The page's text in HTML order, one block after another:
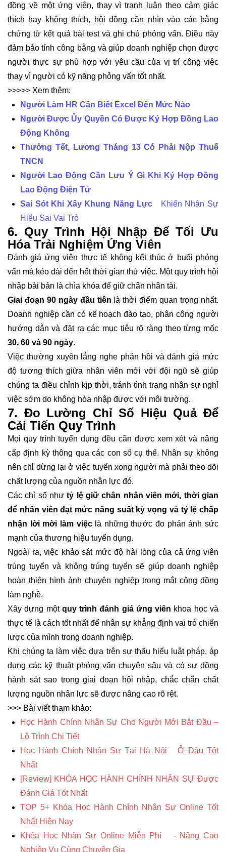
đồng về một ứng viên, thay vì tranh luận theo cảm giác
thích hay không thích, hội đồng cần nhìn vào các bằng
chứng từ kết quả bài test và ghi chú phỏng vấn. Điều này
đảm bảo tính công bằng và giúp doanh nghiệp chọn được
người thực sự phù hợp với yêu cầu của vị trí công việc
thay vì người có kỹ năng phỏng vấn tốt nhất.
>>>>> Xem thêm:
Người Làm HR Cần Biết Excel Đến Mức Nào
Người Được Ủy Quyền Có Được Ký Hợp Đồng Lao
Động Không
Thưởng Tết, Lương Tháng 13 Có Phải Nộp Thuế
TNCN
Người Lao Động Cần Lưu Ý Gì Khi Ký Hợp Đồng
Lao Động Điện Tử
Sai Sót Khi Xây Khung Năng Lực
Khiến Nhân Sự
Hiểu Sai Vai Trò
6. Quy Trình Hội Nhập Để Tối Ưu
Hóa Trải Nghiệm Ứng Viên
Đánh giá ứng viên thực tế không kết thúc ở buổi phỏng
vấn mà kéo dài đến hết thời gian thử việc. Một quy trình hội
nhập bài bản là chìa khóa để giữ chân nhân tài.
Giai đoạn 90 ngày đầu tiên là thời điểm quan trọng nhất.
Doanh nghiệp cần có kế hoạch đào tạo, phân công người
hướng dẫn và đặt ra các mục tiêu rõ ràng theo từng mốc
30, 60 và 90 ngày.
Việc thường xuyên lắng nghe phản hồi và đánh giá mức
độ tương thích giữa nhân viên mới với đội ngũ sẽ giúp
chúng ta điều chỉnh kịp thời, tránh tình trạng nhân sự nghỉ
việc sớm do không hòa nhập được với môi trường.
7. Đo Lường Chỉ Số Hiệu Quả Để
Cải Tiến Quy Trình
Mọi quy trình tuyển dụng đều cần được xem xét và nâng
cấp định kỳ thông qua các con số cụ thể. Nhân sự không
nên chỉ dừng lại ở việc tuyển xong người mà phải theo dõi
chất lượng của nguồn nhân lực đó.
Các chỉ số nhưtỷ lệ giữ chân nhân viên mới, thời gian
để nhân viên đạt mức năng suất kỳ vọng và tỷ lệ chấp
nhận lời mời làm việc là những thước đo phản ánh sức
mạnh của thương hiệu tuyển dụng.
Ngoài ra, việc khảo sát mức độ hài lòng của cả ứng viên
trúng tuyển và không trúng tuyển sẽ giúp doanh nghiệp
hoàn thiện hình ảnh chuyên nghiệp trong mắt cộng đồng
làm nghề.
Xây dựng một quy trình đánh giá ứng viên khoa học và
thực tế là cách tốt nhất để nhân sự khẳng định vai trò chiến
lược của mình trong doanh nghiệp.
Khi chúng ta làm việc dựa trên sự thấu hiểu luật pháp, áp
dụng các kỹ thuật phỏng vấn chuyên sâu và có sự đồng
hành sát sao trong giai đoạn hội nhập, chắc chắn chất
lượng nguồn nhân lực sẽ được nâng cao rõ rệt.
>>> Bài viết tham khảo:
Học Hành Chính Nhân Sự Cho Người Mới Bắt Đầu –
Lộ Trình Chi Tiết
Học Hành Chính Nhân Sự Tại Hà Nội
Ở Đâu Tốt
Nhất
[Review] KHÓA HỌC HÀNH CHÍNH NHÂN SỰ Được
Đánh Giá Tốt Nhất
TOP 5+ Khóa Học Hành Chính Nhân Sự Online Tốt
Nhất Hiện Nay
Khóa Học Nhân Sự Online Miễn Phí
- Nâng Cao
Nghiệp Vụ Cùng Chuyên Gia